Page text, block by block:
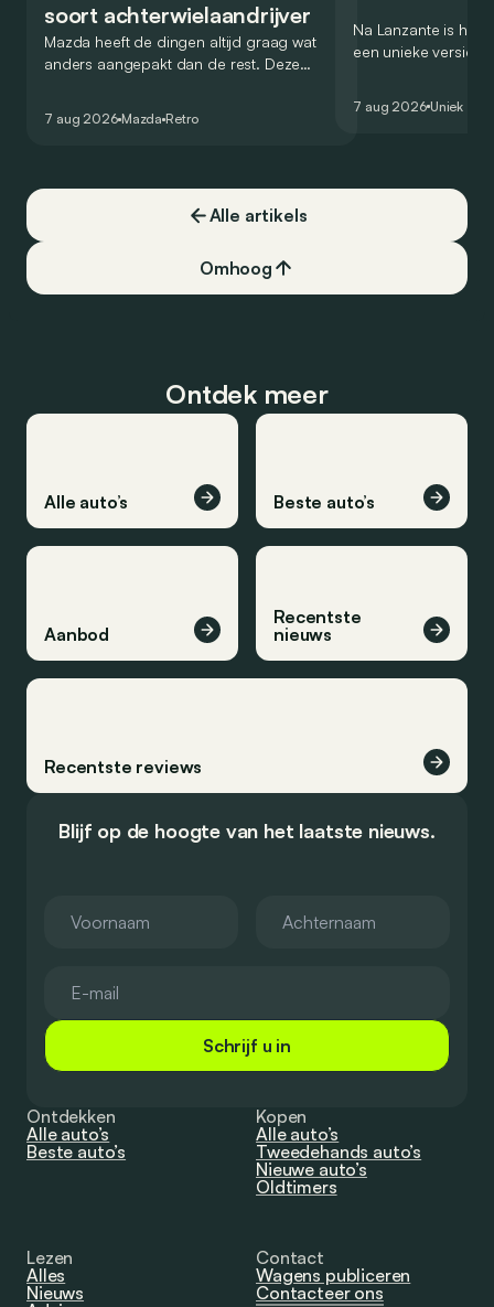
soort achterwielaandrijver
Mazda heeft de dingen altijd graag wat
anders aangepakt dan de rest. Deze
7 aug 2026 Mazda Retro
Na Lanzante is het
een unieke versie
7 aug 2026 Uniek
Alle artikels
Omhoog
Ontdek meer
Alle auto’s Beste auto’s
Aanbod
Recentste
nieuws
Recentste reviews
Blijf op de hoogte van het laatste nieuws.
Schrijf u in
Ontdekken
Alle auto’s
Beste auto’s
Kopen
Alle auto’s
Tweedehands auto’s
Nieuwe auto’s
Oldtimers
Lezen
Alles
Nieuws
Contact
Wagens publiceren
Contacteer ons